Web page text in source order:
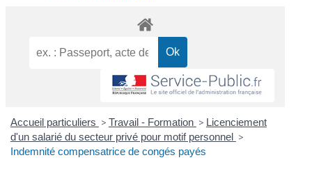
Accueil particuliers > Travail - Formation > Licenciement
d'un salarié du secteur privé pour motif personnel >
Indemnité compensatrice de congés payés